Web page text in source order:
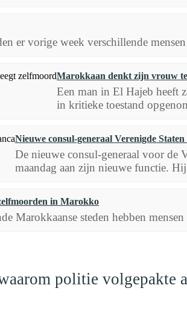
er vorige week verschillende
Marokkaan denkt zijn vrouw
Een man in El Hajeb heeft
in kritieke toestand
Nieuwe consul-generaal Verenigde
De nieuwe consul-generaal voor de
maandag aan zijn nieuwe functie.
in Marokko
Marokkaanse steden hebben
politie volgepakte